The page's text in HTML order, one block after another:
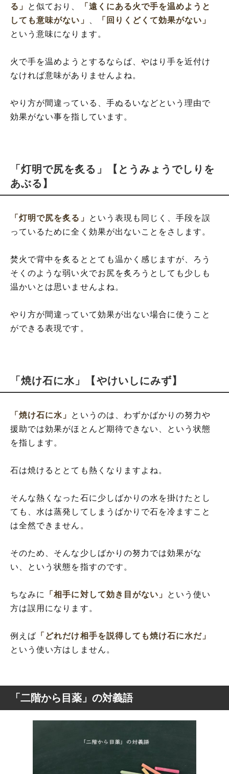
る」
と似ており、
「遠くにある火で手を温めようと
しても意味がない」
「回りくどくて効果がない」
という意味になります。
火で手を温めようとするならば、やはり手を近付け
なければ意味がありませんよね。
やり方が間違っている、手ぬるいなどという理由で
効果がない事を指しています。
「灯明で尻を炙る」【とうみょうでしりを
あぶる】
「灯明で尻を炙る」
という表現も同じく、手段を誤
っているために全く効果が出ないことをさします。
焚火で背中を炙るととても温かく感じますが、ろう
そくのような弱い火でお尻を炙ろうとしても少しも
温かいとは思いませんよね。
やり方が間違っていて効果が出ない場合に使うこと
ができる表現です。
「焼け石に水」【やけいしにみず】
「焼け石に水」 というのは、わずかばかりの努力や
援助では効果がほとんど期待できない、という状態
を指します。
石は焼けるととても熱くなりますよね。
そんな熱くなった石に少しばかりの水を掛けたとし
ても、水は蒸発してしまうばかりで石を冷ますこと
は全然できません。
そのため、そんな少しばかりの努力では効果がな
い、という状態を指すのです。
ちなみに 「相手に対して効き目がない」
という使い
方は誤用になります。
例えば 「どれだけ相手を説得しても焼け石に水だ」
という使い方はしません。
「二階から目薬」の対義語